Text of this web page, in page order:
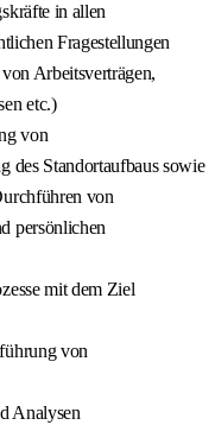
in allen
Fragestellungen
Arbeitsverträgen,
etc.)
von
des Standortaufbaus sowie
von
persönlichen
mit dem Ziel
von
Analysen